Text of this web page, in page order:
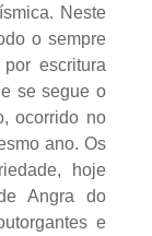
Neste
o sempre
escritura
se segue o
ocorrido no
ano. Os
hoje
Angra do
e